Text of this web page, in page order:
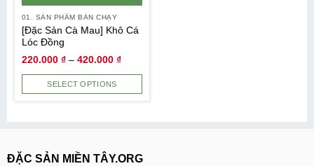
01. SẢN PHẨM BÁN CHẠY
[Đặc Sản Cà Mau] Khô Cá
Lóc Đồng
220.000 ₫– 420.000 ₫
SELECT OPTIONS
ĐẶC SẢN MIỀN TÂY.ORG